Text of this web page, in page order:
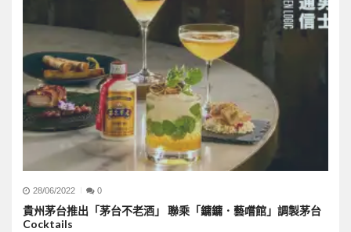
28/06/2022 0
貴州茅台推出「茅台不老酒」 聯乘「鏞鏞．藝嚐館」調製茅台
Cocktails